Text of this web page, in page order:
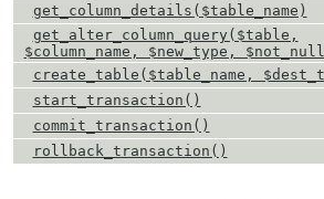
get_column_details($table_name)
get_alter_column_query($table,
$column_name, $new_type,
create_table($table_name,
start_transaction()
commit_transaction()
rollback_transaction()